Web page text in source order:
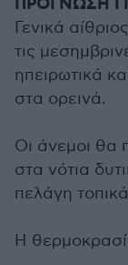
ΠΡΟΓΝΩΣΗ
Γενικά
τις
ηπειρωτικά
στα ορεινά.
Οι άνεμοι θα
στα νότια
πελάγη
Η